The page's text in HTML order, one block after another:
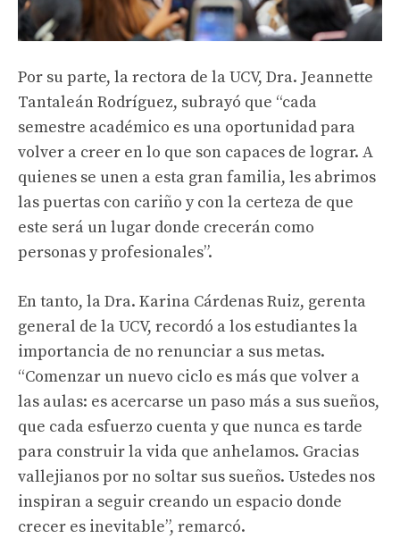
Por su parte, la rectora de la UCV, Dra. Jeannette
Tantaleán Rodríguez, subrayó que “cada
semestre académico es una oportunidad para
volver a creer en lo que son capaces de lograr. A
quienes se unen a esta gran familia, les abrimos
las puertas con cariño y con la certeza de que
este será un lugar donde crecerán como
personas y profesionales”.
En tanto, la Dra. Karina Cárdenas Ruiz, gerenta
general de la UCV, recordó a los estudiantes la
importancia de no renunciar a sus metas.
“Comenzar un nuevo ciclo es más que volver a
las aulas: es acercarse un paso más a sus sueños,
que cada esfuerzo cuenta y que nunca es tarde
para construir la vida que anhelamos. Gracias
vallejianos por no soltar sus sueños. Ustedes nos
inspiran a seguir creando un espacio donde
crecer es inevitable”, remarcó.